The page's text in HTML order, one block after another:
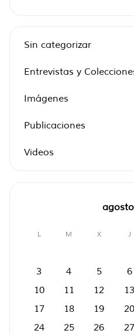
Sin categorizar
Entrevistas y
Imágenes
Publicaciones
Videos
L M X J
3
4 5 6
10
11 12 13
17
18 19 20
24
25 26 27